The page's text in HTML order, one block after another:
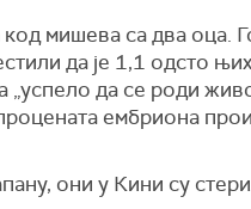
мишева са два оца.
да је 1,1 одсто
„успело да се роди
ембриона
они у Кини су